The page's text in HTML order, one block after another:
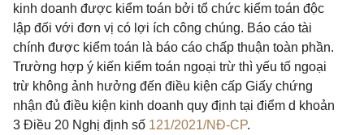
kinh doanh được kiểm toán bởi tổ chức kiểm toán độc
lập đối với đơn vị có lợi ích công chúng. Báo cáo tài
chính được kiểm toán là báo cáo chấp thuận toàn phần.
Trường hợp ý kiến kiểm toán ngoại trừ thì yếu tố ngoại
trừ không ảnh hưởng đến điều kiện cấp Giấy chứng
nhận đủ điều kiện kinh doanh quy định tại điểm d khoản
3 Điều 20 Nghị định số 121/2021/NĐ-CP.